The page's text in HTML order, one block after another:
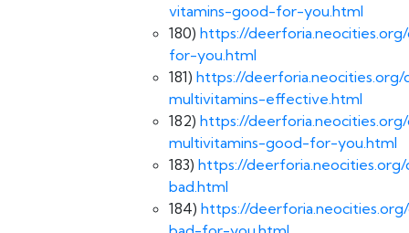
vitamins-good-for-you.html
180) https://
for-you.html
181) https://
multivitamins-effective.html
182) https://
multivitamins-good-for-you.html
183) https://
bad.html
184) https://